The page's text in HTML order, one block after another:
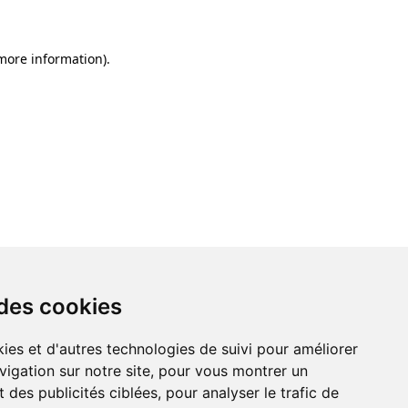
cookies
et d'autres technologies de suivi pour améliorer
sur notre site, pour vous montrer un
des publicités ciblées, pour analyser le trafic de
information).